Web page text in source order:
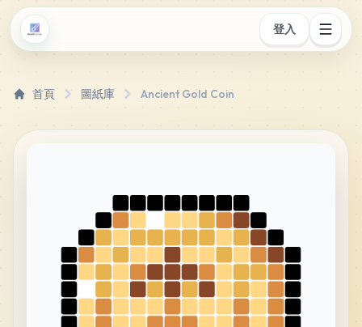
登入
首頁 圖紙庫 Ancient Gold Coin